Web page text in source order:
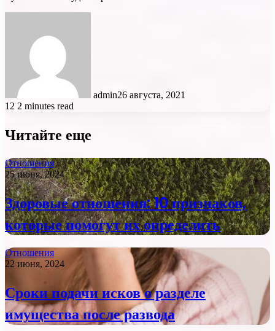
admin26 августа, 2021
12 2 minutes read
Читайте еще
Отношения
25 июня, 2024
Здоровые отношения: 10 признаков,
которые помогут их определить
Отношения
22 июня, 2024
Сроки подачи исков о разделе
имущества после развода